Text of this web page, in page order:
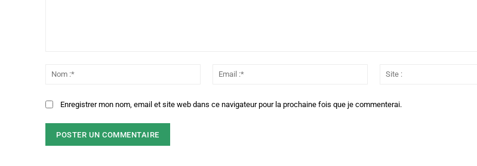
Email
Enregistrer mon nom, email et site web dans ce navigateur pour la prochaine fois que je commenterai.